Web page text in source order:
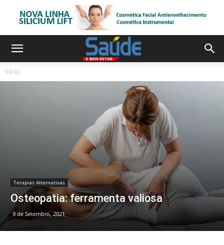
Início
Terapias Alternativas
Osteopatia: ferramenta valiosa
9 de Setembro, 2021